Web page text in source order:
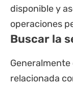
disponible y
operaciones
Buscar la
relacionada